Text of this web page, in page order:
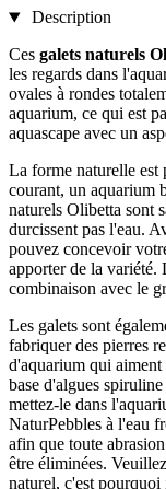
Description
Ces galets naturels
les regards dans
ovales à rondes
aquarium, ce qui est
aquascape avec un
La forme naturelle est
courant, un aquarium
naturels Olibetta sont
durcissent pas l'eau.
pouvez concevoir
apporter de la variété.
combinaison avec le
Les galets sont
fabriquer des pierres
d'aquarium qui aiment
base d'algues
mettez-le dans
NaturPebbles à l'eau
afin que toute
être éliminées.
naturel, c'est